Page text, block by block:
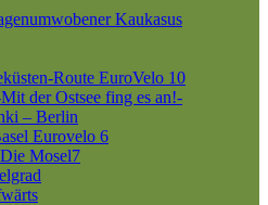
Kaukasus
Route EuroVelo 10
der Ostsee fing es an!-
– Berlin
Eurovelo 6
Mosel7